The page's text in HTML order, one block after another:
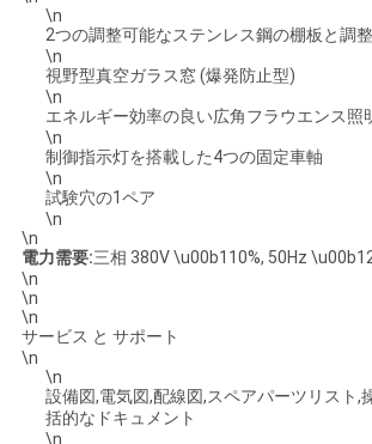
\n
2つの調整可能なステンレス鋼の棚板と調
\n
視野型真空ガラス窓 (爆発防止型)
\n
エネルギー効率の良い広角フラウエンス照
\n
制御指示灯を搭載した4つの固定車軸
\n
試験穴の1ペア
\n
\n
電力需要:三相 380V \u00b110%, 50Hz
\n
\n
\n
サービス と サポート
\n
\n
設備図,電気図,配線図,スペアパーツリスト,
括的なドキュメント
\n